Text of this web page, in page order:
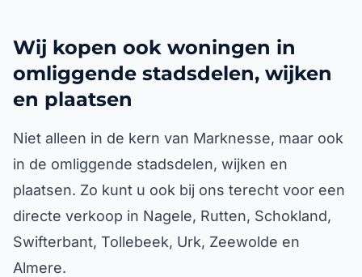
Wij kopen ook woningen in
omliggende stadsdelen, wijken
en plaatsen
Niet alleen in de kern van Marknesse, maar ook
in de omliggende stadsdelen, wijken en
plaatsen. Zo kunt u ook bij ons terecht voor een
directe verkoop in Nagele, Rutten, Schokland,
Swifterbant, Tollebeek, Urk, Zeewolde en
Almere.